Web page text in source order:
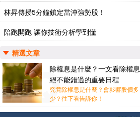
林昇傳授5分鐘鎖定當沖強勢股！
陪跑開跑 讓你技術分析學到懂
精選文章
除權息是什麼？一文看除權息
絕不能錯過的重要日程
究竟除權息是什麼？會影響股價多
少？往下看告訴你！